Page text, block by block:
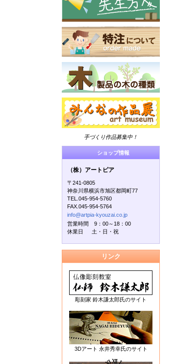
手づくり作品募集中！
ショップ情報
（株）アートピア
〒241-0805
神奈川県横浜市旭区都岡町77
TEL.045-954-5760
FAX.045-954-5764
info@artpia-kyouzai.co.jp
営業時間 9：00～18：00
休業日 土・日・祝
リンク
彫刻家 鈴木謙太郎氏のサイト
3Dアート 永井秀幸氏のサイト